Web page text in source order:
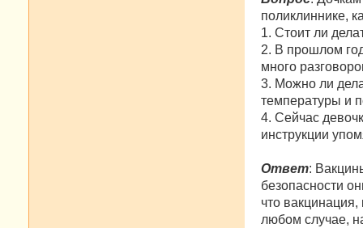
поликлиннике,
1. Стоит ли
2. В прошлом
много
3. Можно ли
температуры и
4. Сейчас
инструкции
Ответ:
безопасности
что
любом случае,